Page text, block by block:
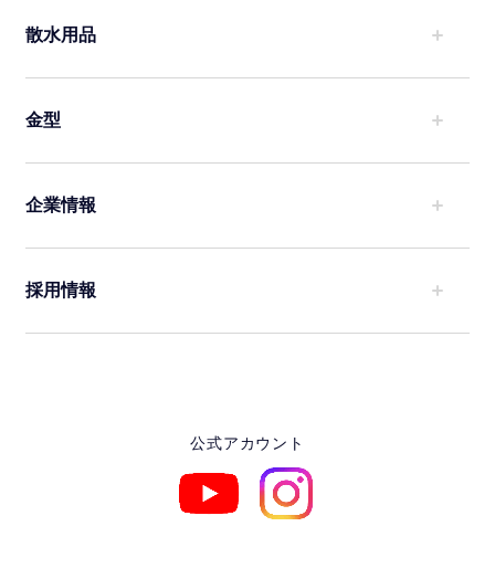
散水用品
金型
企業情報
採用情報
公式アカウント